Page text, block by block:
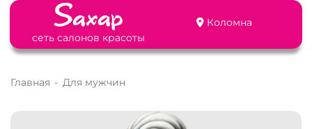
сеть салонов красоты
Коломна
Главная - Для мужчин